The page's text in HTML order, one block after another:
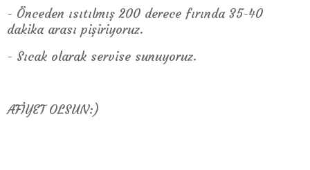
- Önceden ısıtılmış 200 derece fırında 35-40
dakika arası pişiriyoruz.
- Sıcak olarak servise sunuyoruz.
AFİYET OLSUN:)